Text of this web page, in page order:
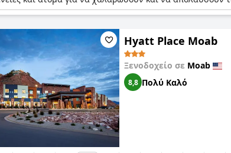
Hyatt Place Moab
Ξενοδοχείο σε Moab
8,8 Πολύ Καλό